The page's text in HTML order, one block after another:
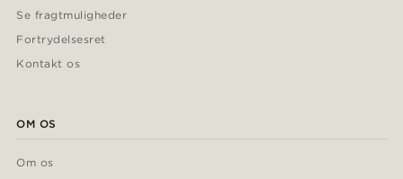
Se fragtmuligheder
Fortrydelsesret
Kontakt os
OM OS
Om os